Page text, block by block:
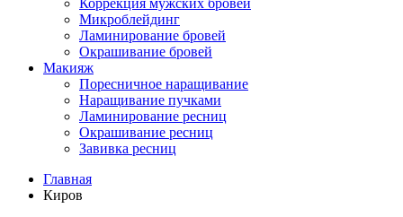
Коррекция мужских бровей
Микроблейдинг
Ламинирование бровей
Окрашивание бровей
Макияж
Поресничное наращивание
Наращивание пучками
Ламинирование ресниц
Окрашивание ресниц
Завивка ресниц
Главная
Киров